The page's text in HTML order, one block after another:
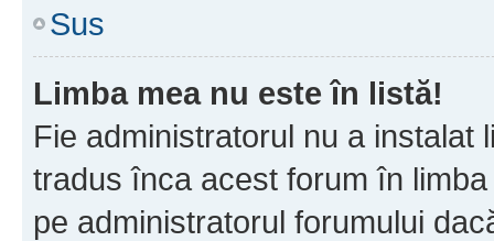
Sus
Limba mea nu este în listă!
Fie administratorul nu a instalat
tradus înca acest forum în
pe administratorul forumului